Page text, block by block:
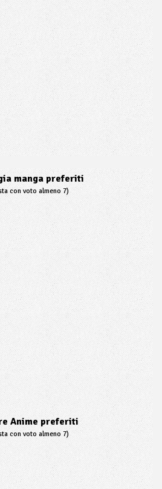
manga preferiti
con voto almeno 7)
Anime preferiti
con voto almeno 7)